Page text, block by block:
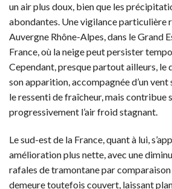
un air plus doux, bien que les
abondantes. Une vigilance particulière
Auvergne Rhône-Alpes, dans le Grand
France, où la neige peut persister
Cependant, presque partout ailleurs, le
son apparition, accompagnée d’un
le ressenti de fraîcheur, mais contribue
progressivement l’air froid stagnant.
Le sud-est de la France, quant à lui,
amélioration plus nette, avec une
rafales de tramontane par comparaison
demeure toutefois couvert, laissant